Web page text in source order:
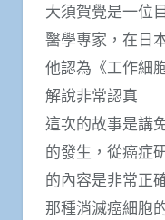
大須賀覺是一位
醫學專家，在日
他認為《工作細
解說非常認真
這次的故事是講
的發生，從癌症
的內容是非常正
那種消滅癌細胞